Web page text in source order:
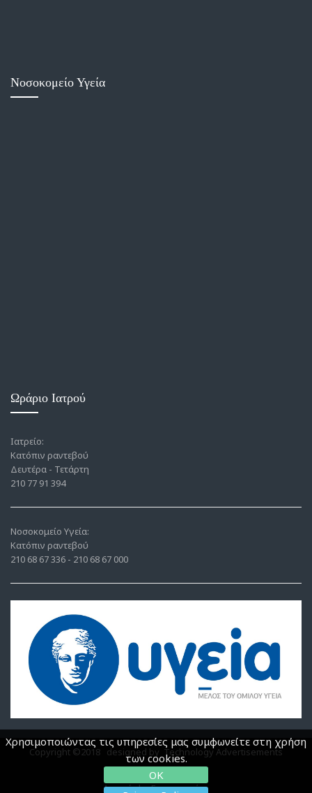
Χρησιμοποιώντας τις υπηρεσίες μας συμφωνείτε στη χρήση
των cookies.
OK
Νοσοκομείο Υγεία
Ωράριο Ιατρού
Ιατρείο:
Κατόπιν ραντεβού
Δευτέρα - Τετάρτη
210 77 91 394
Νοσοκομείο Υγεία:
Κατόπιν ραντεβού
210 68 67 336 - 210 68 67 000
Copyright ©2018 designed by Technology Advertisements
Αρχική | Επικοινωνία